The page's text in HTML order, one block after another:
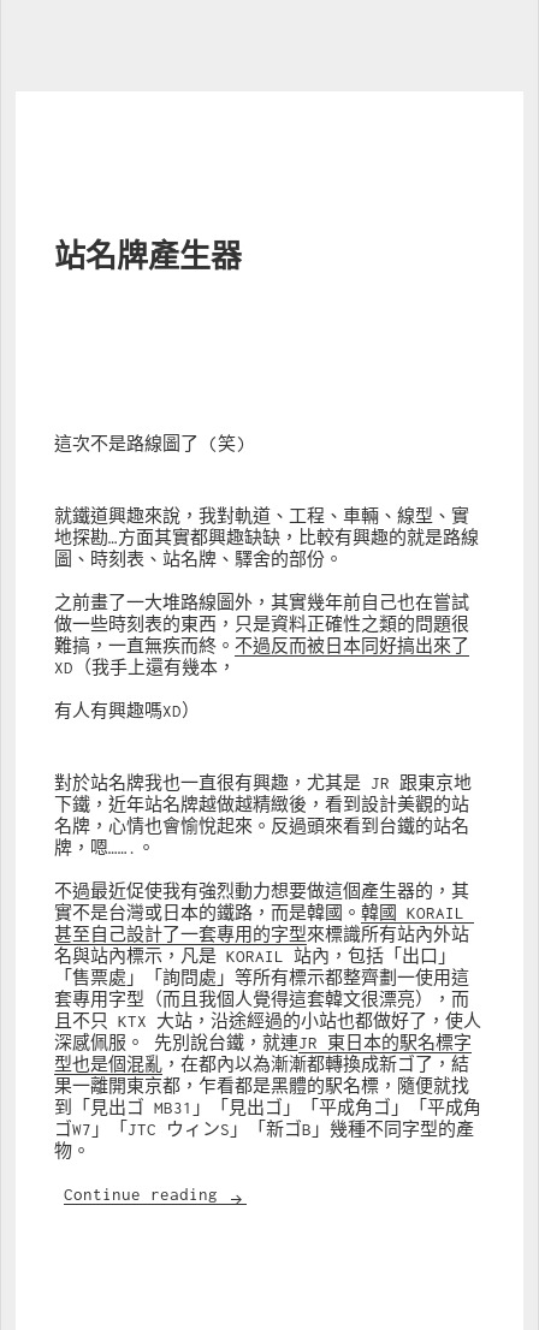
站名牌產生器
這次不是路線圖了 (笑)
就鐵道興趣來說，我對軌道、工程、車輛、線型、實
地探勘…方面其實都興趣缺缺，比較有興趣的就是路線
圖、時刻表、站名牌、驛舍的部份。
之前畫了一大堆路線圖外，其實幾年前自己也在嘗試
做一些時刻表的東西，只是資料正確性之類的問題很
難搞，一直無疾而終。不過反而被日本同好搞出來了
XD（我手上還有幾本，
有人有興趣嗎XD）
對於站名牌我也一直很有興趣，尤其是 JR 跟東京地
下鐵，近年站名牌越做越精緻後，看到設計美觀的站
名牌，心情也會愉悅起來。反過頭來看到台鐵的站名
牌，嗯…….。
不過最近促使我有強烈動力想要做這個產生器的，其
實不是台灣或日本的鐵路，而是韓國。韓國 KORAIL
甚至自己設計了一套專用的字型來標識所有站內外站
名與站內標示，凡是 KORAIL 站內，包括「出口」
「售票處」「詢問處」等所有標示都整齊劃一使用這
套專用字型（而且我個人覺得這套韓文很漂亮），而
且不只 KTX 大站，沿途經過的小站也都做好了，使人
深感佩服。 先別說台鐵，就連JR 東日本的駅名標字
型也是個混亂 ，在都內以為漸漸都轉換成新ゴ了，結
果一離開東京都，乍看都是黑體的駅名標，隨便就找
到「見出ゴ MB31」「見出ゴ」「平成角ゴ」「平成角
ゴW7」「JTC ウィンS」「新ゴB」幾種不同字型的產
物。
Continue reading 站名牌產生器